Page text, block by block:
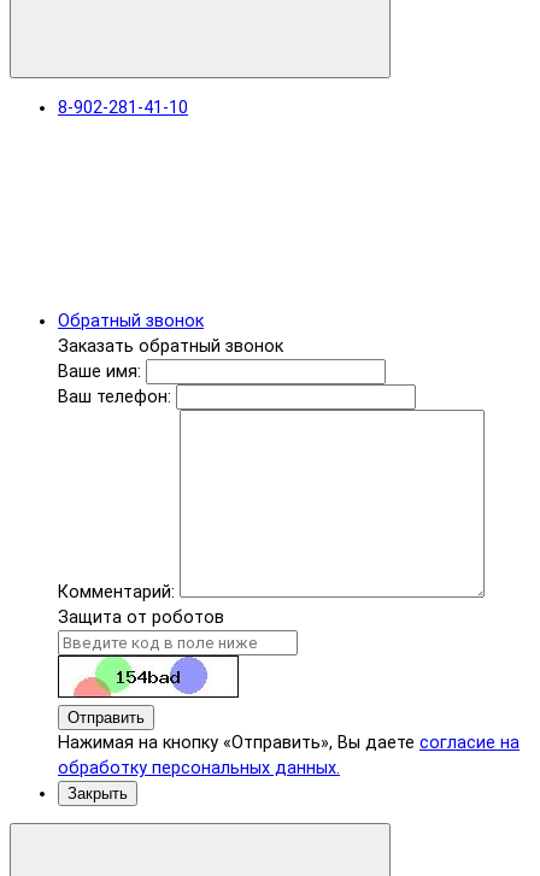
8-902-281-41-10
Обратный звонок
Заказать обратный звонок
Ваше имя:
Ваш телефон:
Комментарий:
Защита от роботов
Отправить
Нажимая на кнопку «Отправить», Вы даете согласие на
обработку персональных данных.
Закрыть